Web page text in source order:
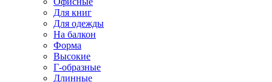
Для книг
Для одежды
На балкон
Форма
Высокие
Г-образные
Длинные